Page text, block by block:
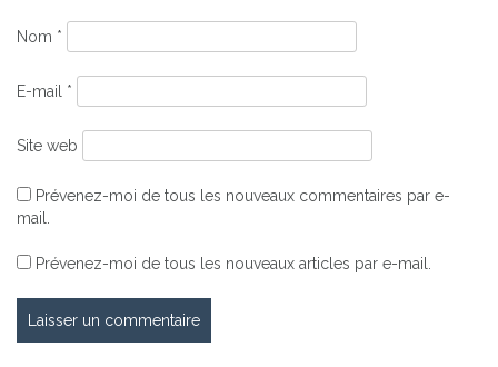
Nom *
E-mail *
Site web
Prévenez-moi de tous les nouveaux commentaires par e-
mail.
Prévenez-moi de tous les nouveaux articles par e-mail.